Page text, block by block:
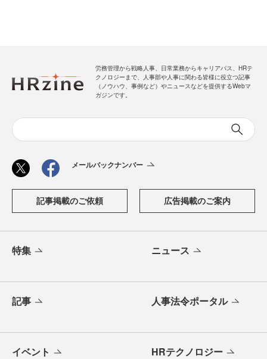
労務管理から戦略人事、日常業務からキャリアパス、HRテ
クノロジーまで、人事部や人事に関わる皆様に役立つ記事
（ノウハウ、事例など）やニュースなどを提供するWebマ
ガジンです。
メールバックナンバー
記事掲載のご依頼 広告掲載のご案内
特集 ニュース
記事 人事法令ポータル
イベント HRテクノロジー